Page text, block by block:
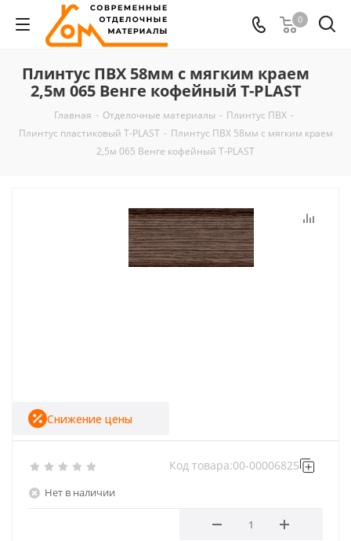
0
Плинтус ПВХ 58мм с мягким краем
2,5м 065 Венге кофейный T-PLAST
Главная - Отделочные материалы - Плинтус ПВХ -
Плинтус пластиковый T-PLAST - Плинтус ПВХ 58мм с мягким краем
2,5м 065 Венге кофейный T-PLAST
Нет в наличии
Код товара:00-00006825
Снижение цены